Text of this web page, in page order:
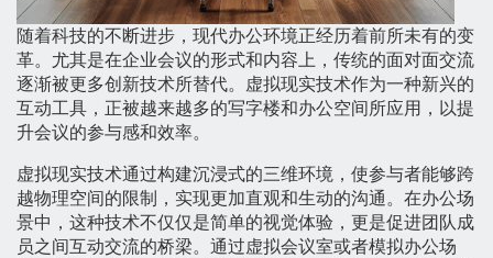
随着科技的不断进步，现代办公环境正经历着前所未有的变
革。尤其是在企业会议的形式和内容上，传统的面对面交流
逐渐被更多创新技术所替代。虚拟现实技术作为一种新兴的
互动工具，正被越来越多的写字楼和办公空间所应用，以提
升会议的参与感和效率。
虚拟现实技术通过构建沉浸式的三维环境，使参与者能够跨
越物理空间的限制，实现更加直观和生动的沟通。在办公场
景中，这种技术不仅仅是简单的视觉体验，更是促进团队成
员之间互动交流的桥梁。通过虚拟会议室或者模拟办公场